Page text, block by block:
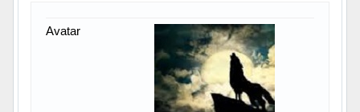
Avatar